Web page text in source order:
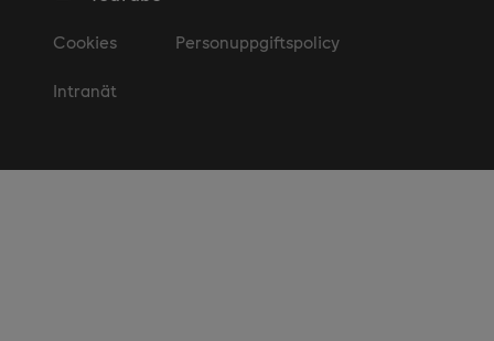
Cookies Personuppgiftspolicy
Intranät